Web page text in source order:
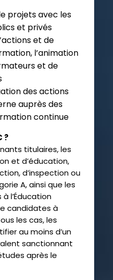
projets avec les
et privés
et de
l’animation
et de
des actions
auprès des
continue
?
titulaires, les
et d’éducation,
d’inspection ou
A, ainsi que les
l’Éducation
candidates à
les cas, les
au moins d’un
sanctionnant
après le